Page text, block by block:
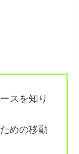
スを知り
めの移動